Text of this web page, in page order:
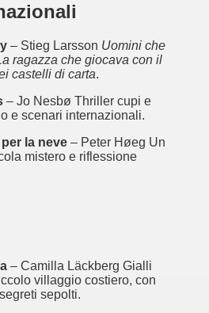
– Stieg Larsson Uomini che
ragazza che giocava con il
castelli di carta.
– Jo Nesbø Thriller cupi e
e scenari internazionali.
per la neve – Peter Høeg Un
mistero e riflessione
– Camilla Läckberg Gialli
villaggio costiero, con
sepolti.